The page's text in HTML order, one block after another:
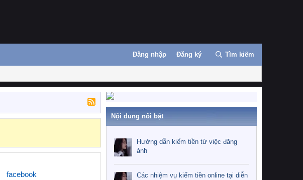
Đăng nhập Đăng ký Tìm kiếm
facebook
Nội dung nổi bật
Hướng dẫn kiếm tiền từ việc đăng
ảnh
Các nhiệm vụ kiếm tiền online tại diễn